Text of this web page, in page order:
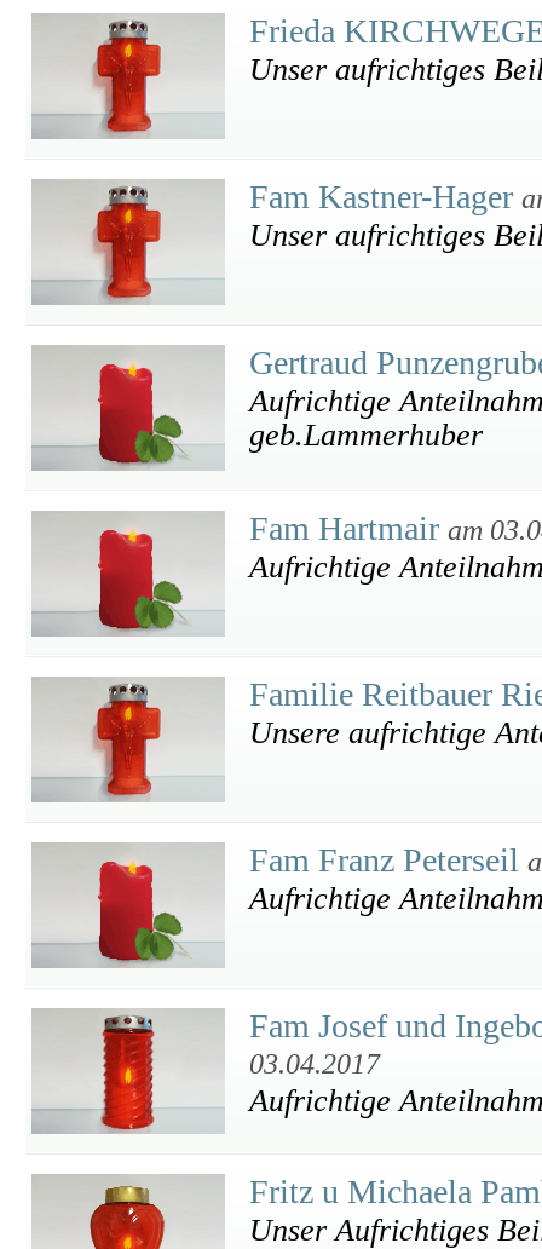
Frieda
Unser aufrichtiges
Fam Kastner-Hager
Unser aufrichtiges
Gertraud
Aufrichtige
geb.Lammerhuber
Fam Hartmair am
Aufrichtige
Familie Reitbauer
Unsere aufrichtige
Fam Franz Peterseil
Aufrichtige
Fam Josef und
03.04.2017
Aufrichtige
Fritz u Michaela
Unser Aufrichtiges